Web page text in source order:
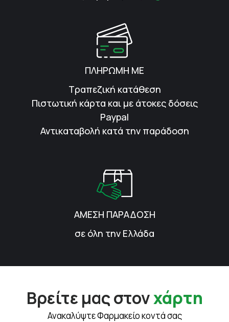
ΠΛΗΡΩΜΗ ΜΕ
Τραπεζική κατάθεση
Πιστωτική κάρτα και με άτοκες δόσεις
Paypal
Αντικαταβολή κατά την παράδοση
ΑΜΕΣΗ ΠΑΡΑΔΟΣΗ
σε όλη την Ελλάδα
Βρείτε μας στονχάρτη
Ανακαλύψτε Φαρμακείο κοντά σας